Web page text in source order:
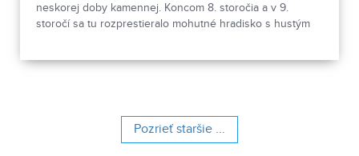
neskorej doby kamennej. Koncom 8. storočia a v 9.
storočí sa tu rozprestieralo mohutné hradisko s hustým
Pozrieť staršie ...